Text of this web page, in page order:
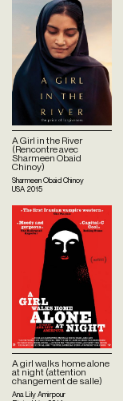
A Girl in the River
(Rencontre avec
Sharmeen Obaid
Chinoy)
Sharmeen Obaid Chinoy
USA 2015
A girl walks home alone
at night (attention
changement de salle)
Ana Lily Amirpour